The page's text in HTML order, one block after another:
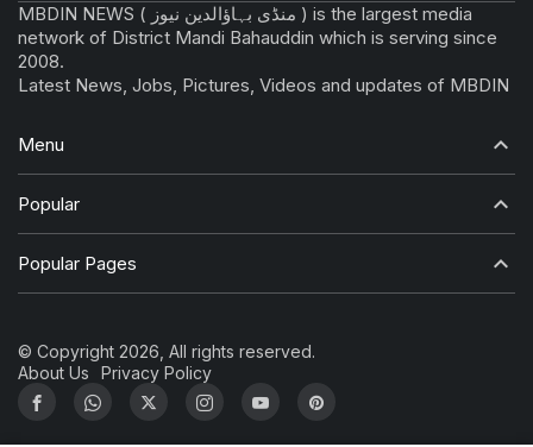
MBDIN NEWS ( منڈی بہاؤالدین نیوز ) is the largest media
network of District Mandi Bahauddin which is serving since
2008.
Latest News, Jobs, Pictures, Videos and updates of MBDIN
Menu
Popular
Popular Pages
© Copyright 2026, All rights reserved.
About Us
Privacy Policy